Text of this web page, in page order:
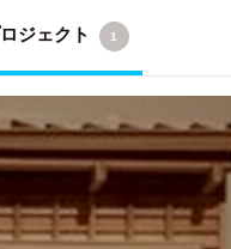
ジェクト 1